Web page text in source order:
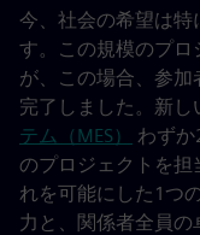
今、社会の希望は特
す。この規模のプ
が、この場合、参
完了しました。新し
テム（MES）
わずか
のプロジェクトを
れを可能にした1つ
力と、関係者全員